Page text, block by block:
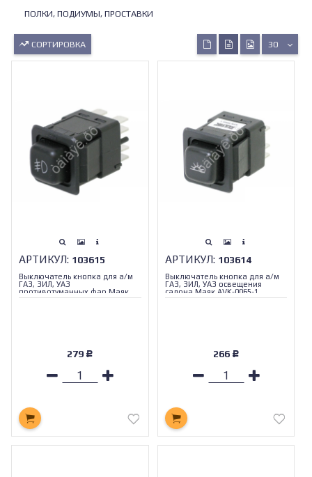
ПОЛКИ, ПОДИУМЫ, ПРОСТАВКИ
СОРТИРОВКА 30
АРТИКУЛ: 103615
Выключатель кнопка для а/м
ГАЗ, ЗИЛ, УАЗ
противотуманных фар Маяк
AVK-0063-1
279 Р
АРТИКУЛ: 103614
Выключатель кнопка для а/м
ГАЗ, ЗИЛ, УАЗ освещения
салона Маяк AVK-0065-1
266 Р